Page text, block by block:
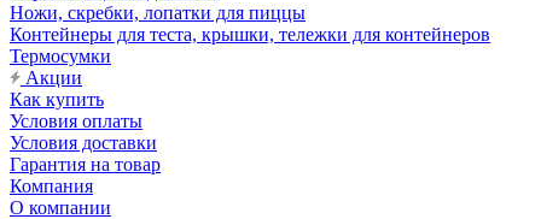
Ножи, скребки, лопатки для пиццы
Контейнеры для теста, крышки, тележки для контейнеров
Термосумки
Акции
Как купить
Условия оплаты
Условия доставки
Гарантия на товар
Компания
О компании